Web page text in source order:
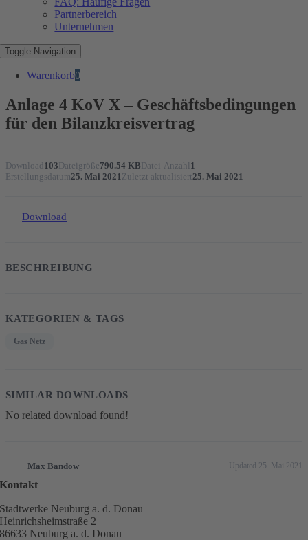
Partnerbereich
Unternehmen
Toggle Navigation
Warenkorb0
Anlage 4 KoV X – Geschäftsbedingungen
für den Bilanzkreisvertrag
Download 103Dateigröße790.54 KBDatei-Anzahl 1
Erstellungsdatum25. Mai 2021 Zuletzt aktualisiert 25. Mai 2021
Download
BESCHREIBUNG
KATEGORIEN & TAGS
Gas Netz
SIMILAR DOWNLOADS
No related download found!
Max Bandow Updated 25. Mai 2021
Kontakt
Stadtwerke Neuburg a. d. Donau
Heinrichsheimstraße 2
86633 Neuburg a. d. Donau